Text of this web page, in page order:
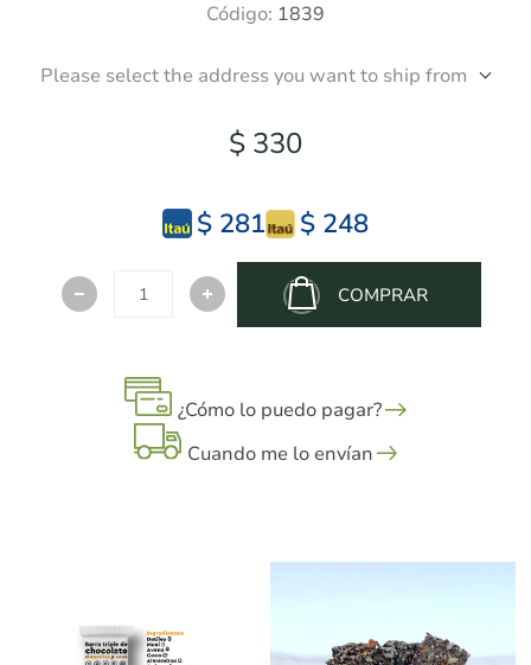
Código: 1839
Please select the address you want to ship from
$ 330
$ 281 $ 248
COMPRAR
¿Cómo lo puedo pagar?
Cuando me lo envían